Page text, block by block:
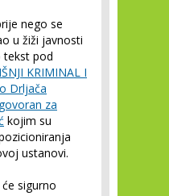
nego se
u žiži javnosti
tekst pod
KRIMINAL I
Drljača
za
kojim su
ustanovi.
sigurno